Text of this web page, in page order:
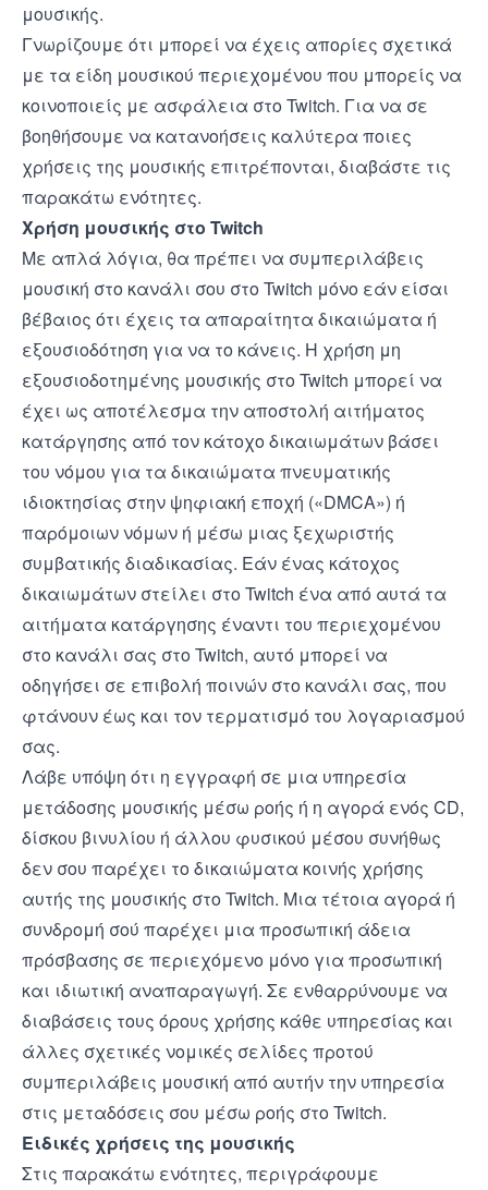
μουσικής.
Γνωρίζουμε ότι μπορεί να έχεις απορίες σχετικά
με τα είδη μουσικού περιεχομένου που μπορείς να
κοινοποιείς με ασφάλεια στο Twitch. Για να σε
βοηθήσουμε να κατανοήσεις καλύτερα ποιες
χρήσεις της μουσικής επιτρέπονται, διαβάστε τις
παρακάτω ενότητες.
Χρήση μουσικής στο Twitch
Με απλά λόγια, θα πρέπει να συμπεριλάβεις
μουσική στο κανάλι σου στο Twitch μόνο εάν είσαι
βέβαιος ότι έχεις τα απαραίτητα δικαιώματα ή
εξουσιοδότηση για να το κάνεις. Η χρήση μη
εξουσιοδοτημένης μουσικής στο Twitch μπορεί να
έχει ως αποτέλεσμα την αποστολή αιτήματος
κατάργησης από τον κάτοχο δικαιωμάτων βάσει
του νόμου για τα δικαιώματα πνευματικής
ιδιοκτησίας στην ψηφιακή εποχή («DMCA») ή
παρόμοιων νόμων ή μέσω μιας ξεχωριστής
συμβατικής διαδικασίας. Εάν ένας κάτοχος
δικαιωμάτων στείλει στο Twitch ένα από αυτά τα
αιτήματα κατάργησης έναντι του περιεχομένου
στο κανάλι σας στο Twitch, αυτό μπορεί να
οδηγήσει σε επιβολή ποινών στο κανάλι σας, που
φτάνουν έως και τον τερματισμό του λογαριασμού
σας.
Λάβε υπόψη ότι η εγγραφή σε μια υπηρεσία
μετάδοσης μουσικής μέσω ροής ή η αγορά ενός CD,
δίσκου βινυλίου ή άλλου φυσικού μέσου συνήθως
δεν σου παρέχει το δικαιώματα κοινής χρήσης
αυτής της μουσικής στο Twitch. Μια τέτοια αγορά ή
συνδρομή σού παρέχει μια προσωπική άδεια
πρόσβασης σε περιεχόμενο μόνο για προσωπική
και ιδιωτική αναπαραγωγή. Σε ενθαρρύνουμε να
διαβάσεις τους όρους χρήσης κάθε υπηρεσίας και
άλλες σχετικές νομικές σελίδες προτού
συμπεριλάβεις μουσική από αυτήν την υπηρεσία
στις μεταδόσεις σου μέσω ροής στο Twitch.
Ειδικές χρήσεις της μουσικής
Στις παρακάτω ενότητες, περιγράφουμε